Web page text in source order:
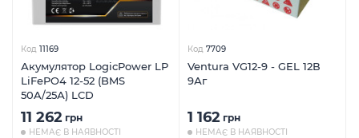
Код 11169
Акумулятор LogicPower LP
LiFePO4 12-52 (BMS
50A/25А) LCD
11 262 грн
НЕМАЄ В НАЯВНОСТІ
Код 7709
Ventura VG12-9 - GEL 12В
9Аг
1 162 грн
НЕМАЄ В НАЯВНОСТІ